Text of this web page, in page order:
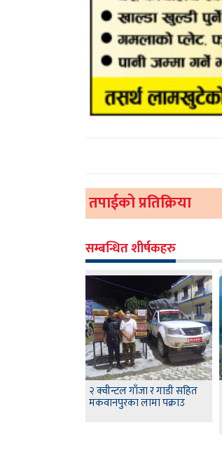
तपाईको प्रतिक्रिया
सम्बन्धित शीर्षकहरु
२ क्वीन्टल गाँजा र गाडी सहित
मकवानपुरका लामा पक्राउ